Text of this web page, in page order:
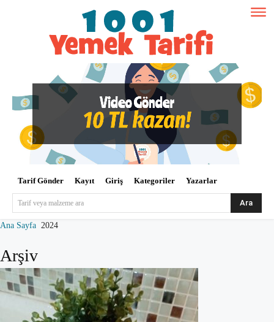
Tarif Gönder Kayıt Giriş Kategoriler Yazarlar
Tarif veya malzeme ara Ara
Ana Sayfa 2024
Arşiv